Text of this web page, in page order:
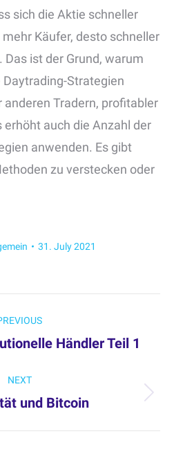
sich die Aktie schneller
Käufer, desto schneller
ist der Grund, warum
Strategien
Tradern, profitabler
erhöht auch die Anzahl der
anwenden. Es gibt
zu verstecken oder
31. July 2021
PreviousHändler Teil 1
NEXT
Next
und Bitcoin